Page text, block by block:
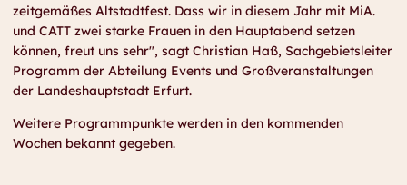
zeitgemäßes Altstadtfest. Dass wir in diesem Jahr mit MiA.
und CATT zwei starke Frauen in den Hauptabend setzen
können, freut uns sehr", sagt Christian Haß, Sachgebietsleiter
Programm der Abteilung Events und Großveranstaltungen
der Landeshauptstadt Erfurt.
Weitere Programmpunkte werden in den kommenden
Wochen bekannt gegeben.